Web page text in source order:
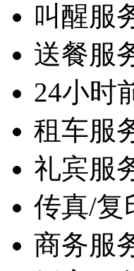
叫醒服
送餐服
24小时
租车服
礼宾服
传真/复
商务服